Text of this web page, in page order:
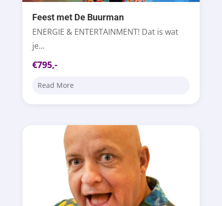
Feest met De Buurman
ENERGIE & ENTERTAINMENT! Dat is wat
je...
€795,-
Read More